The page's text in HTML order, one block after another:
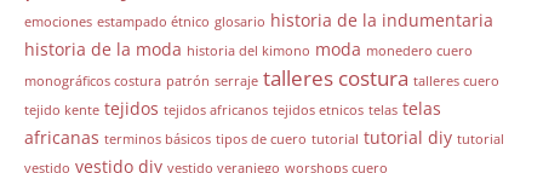
emociones estampado étnico glosario historia de la indumentaria
historia de la moda historia del kimono moda monedero cuero
monográficos costura patrón serraje talleres costura talleres cuero
tejido kente tejidos tejidos africanos tejidos etnicos telas telas
africanas terminos básicos tipos de cuero tutorial tutorial diy tutorial
vestido vestido diy vestido veraniego worshops cuero